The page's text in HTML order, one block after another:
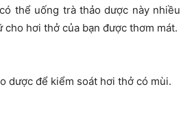
thể uống trà thảo dược này nhiều
cho hơi thở của bạn được thơm mát.
dược để kiểm soát hơi thở có mùi.